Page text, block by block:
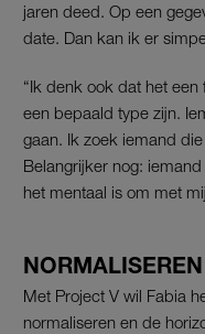
jaren deed. Op een
date. Dan kan ik er
“Ik denk ook dat het
een bepaald type zijn.
gaan. Ik zoek iemand
Belangrijker nog:
het mentaal is om met
NORMALISEREN
Met Project V wil Fabia
normaliseren en de